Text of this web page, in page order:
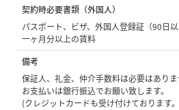
契約時必要書類（外国人）
パスポート、ビザ、外国人登録証（90日
一ヶ月分以上の賃料
備考
保証人、礼金、仲介手数料は必要はありま
お支払いは銀行振込でお願い致します。
(クレジットカードも受け付けております。